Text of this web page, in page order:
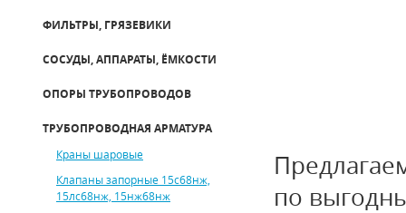
ФИЛЬТРЫ, ГРЯЗЕВИКИ
СОСУДЫ, АППАРАТЫ, ЁМКОСТИ
ОПОРЫ ТРУБОПРОВОДОВ
ТРУБОПРОВОДНАЯ АРМАТУРА
Краны шаровые
Клапаны запорные 15с68нж,
15лс68нж, 15нж68нж
по